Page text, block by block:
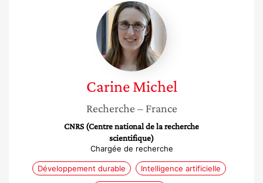
Carine
Michel
Carine Michel
Recherche – France
CNRS (Centre national de la recherche
scientifique)
Chargée de recherche
Développement durable Intelligence artificielle